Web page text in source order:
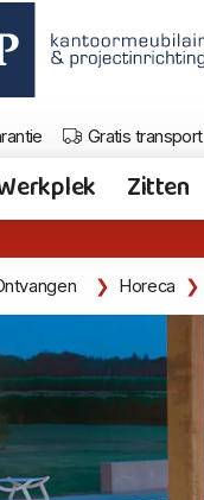
Gratis transport
Zitten
Horeca